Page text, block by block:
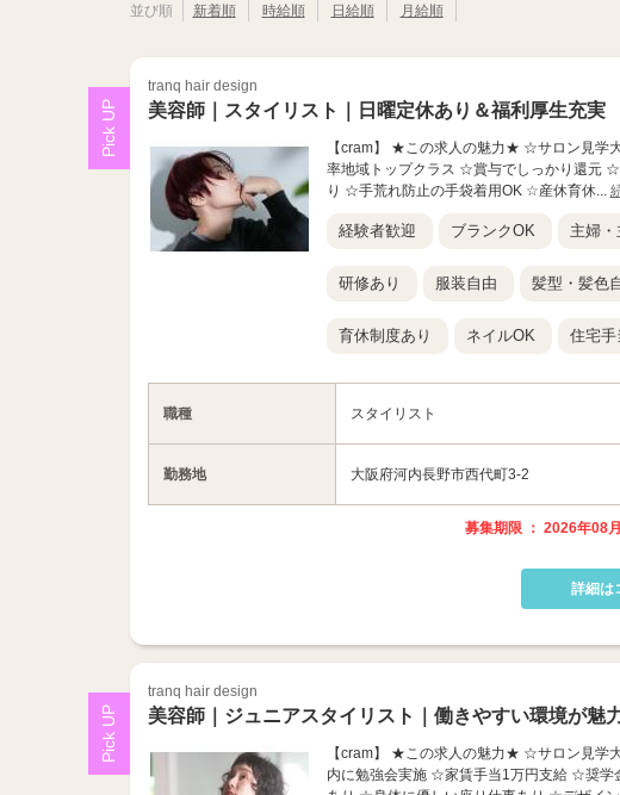
並び順 新着順 時給順 日給順 月給順
tranq hair design
美容師｜スタイリスト｜日曜定休あり＆福利厚生充実
【cram】 ★この求人の魅力★ ☆サロン見学
率地域トップクラス ☆賞与でしっかり還元
り ☆手荒れ防止の手袋着用OK ☆産休育休...
経験者歓迎 ブランクOK 主婦
研修あり 服装自由 髪型・髪色
育休制度あり ネイルOK 住宅手
職種 スタイリスト
勤務地 大阪府河内長野市西代町3-2
募集期限 ： 2026年08
詳細は
tranq hair design
美容師｜ジュニアスタイリスト｜働きやすい環境が魅
【cram】 ★この求人の魅力★ ☆サロン見学
内に勉強会実施 ☆家賃手当1万円支給 ☆奨